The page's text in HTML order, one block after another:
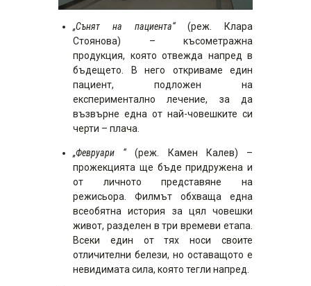
„Сънят на пациента“(реж. Клара
Стоянова) – късометражна
продукция, която отвежда напред в
бъдещето. В него откриваме един
пациент, подложен на
експериментално лечение, за да
възвърне една от най-човешките си
черти – плача.
„Февруари “(реж. Камен Калев) –
прожекцията ще бъде придружена и
от личното представяне на
режисьора. Филмът обхваща една
всеобятна история за цял човешки
живот, разделен в три времеви етапа.
Всеки един от тях носи своите
отличителни белези, но оставащото е
невидимата сила, която тегли напред.